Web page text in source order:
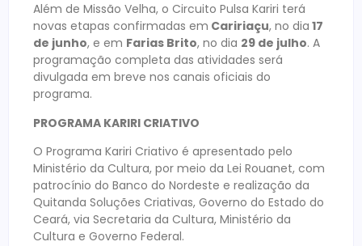
Além de Missão Velha, o Circuito Pulsa Kariri terá
novas etapas confirmadas em Caririaçu, no dia 17
de junho, e em Farias Brito, no dia 29 de julho. A
programação completa das atividades será
divulgada em breve nos canais oficiais do
programa.
PROGRAMA KARIRI CRIATIVO
O Programa Kariri Criativo é apresentado pelo
Ministério da Cultura, por meio da Lei Rouanet, com
patrocínio do Banco do Nordeste e realização da
Quitanda Soluções Criativas, Governo do Estado do
Ceará, via Secretaria da Cultura, Ministério da
Cultura e Governo Federal.